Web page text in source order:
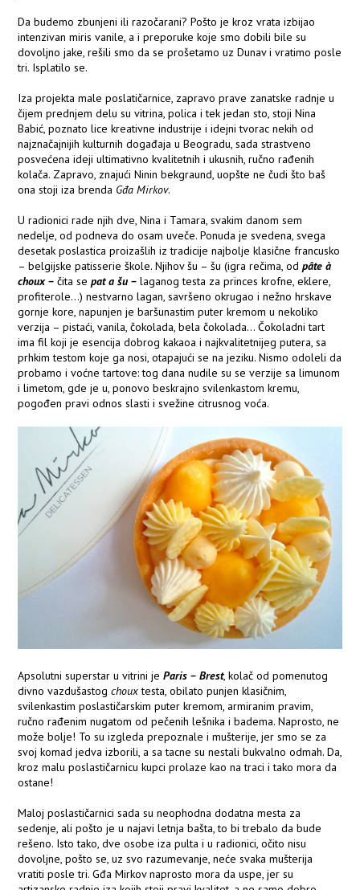
Da budemo zbunjeni ili razočarani? Pošto je kroz vrata izbijao
intenzivan miris vanile, a i preporuke koje smo dobili bile su
dovoljno jake, rešili smo da se prošetamo uz Dunav i vratimo posle
tri. Isplatilo se.
Iza projekta male poslatičarnice, zapravo prave zanatske radnje u
čijem prednjem delu su vitrina, polica i tek jedan sto, stoji Nina
Babić, poznato lice kreativne industrije i idejni tvorac nekih od
najznačajnijih kulturnih događaja u Beogradu, sada strastveno
posvećena ideji ultimativno kvalitetnih i ukusnih, ručno rađenih
kolača. Zapravo, znajući Ninin bekgraund, uopšte ne čudi što baš
ona stoji iza brenda Gđa Mirkov.
U radionici rade njih dve, Nina i Tamara, svakim danom sem
nedelje, od podneva do osam uveče. Ponuda je svedena, svega
desetak poslastica proizašlih iz tradicije najbolje klasične francusko
– belgijske patisserie škole. Njihov šu – šu (igra rečima, odpâte à
choux –čita se pat a šu –laganog testa za princes krofne, eklere,
profiterole...) nestvarno lagan, savršeno okrugao i nežno hrskave
gornje kore, napunjen je baršunastim puter kremom u nekoliko
verzija – pistaći, vanila, čokolada, bela čokolada... Čokoladni tart
ima fil koji je esencija dobrog kakaoa i najkvalitetnijeg putera, sa
prhkim testom koje ga nosi, otapajući se na jeziku. Nismo odoleli da
probamo i voćne tartove: tog dana nudile su se verzije sa limunom
i limetom, gde je u, ponovo beskrajno svilenkastom kremu,
pogođen pravi odnos slasti i svežine citrusnog voća.
Apsolutni superstar u vitrini jeParis – Brest, kolač od pomenutog
divno vazdušastogchouxtesta, obilato punjen klasičnim,
svilenkastim poslastičarskim puter kremom, armiranim pravim,
ručno rađenim nugatom od pečenih lešnika i badema. Naprosto, ne
može bolje! To su izgleda prepoznale i mušterije, jer smo se za
svoj komad jedva izborili, a sa tacne su nestali bukvalno odmah. Da,
kroz malu poslastičarnicu kupci prolaze kao na traci i tako mora da
ostane!
Maloj poslastičarnici sada su neophodna dodatna mesta za
sedenje, ali pošto je u najavi letnja bašta, to bi trebalo da bude
rešeno. Isto tako, dve osobe iza pulta i u radionici, očito nisu
dovoljne, pošto se, uz svo razumevanje, neće svaka mušterija
vratiti posle tri. Gđa Mirkov naprosto mora da uspe, jer su